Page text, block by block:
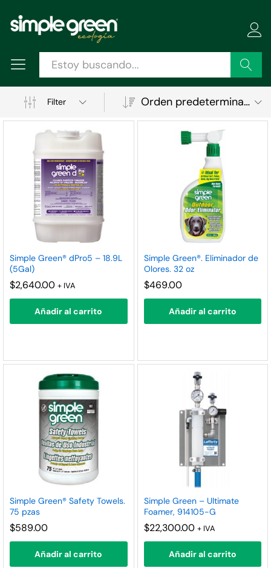
Buscar
Filter Orden predeterminado
Simple Green® dPro5 – 18.9L
(5Gal)
$2,640.00 + IVA
Añadir al carrito
Simple Green®. Eliminador de
Olores. 32 oz
$469.00
Añadir al carrito
Simple Green® Safety Towels.
75 pzas
$589.00
Añadir al carrito
Simple Green – Ultimate
Foamer, 914105-G
$22,300.00 + IVA
Añadir al carrito